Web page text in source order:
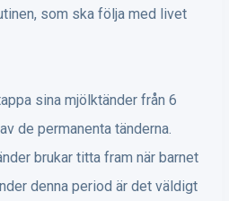
som ska följa med livet
sina mjölktänder från 6
de permanenta tänderna.
brukar titta fram när barnet
denna period är det väldigt